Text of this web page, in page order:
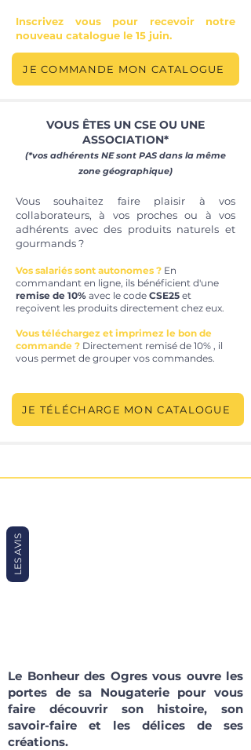
Inscrivez vous pour recevoir notre
nouveau catalogue le 15 juin.
JE COMMANDE MON CATALOGUE
VOUS ÊTES UN CSE OU UNE
ASSOCIATION*
(*vos adhérents NE sont PAS dans la même
zone géographique)
Vous souhaitez faire plaisir à vos
collaborateurs, à vos proches ou à vos
adhérents avec des produits naturels et
gourmands ?
Vos salariés sont autonomes ? En
commandant en ligne, ils bénéficient d'une
remise de 10% avec le code CSE25 et
reçoivent les produits directement chez eux.
Vous téléchargez et imprimez le bon de
commande ? Directement remisé de 10% , il
vous permet de grouper vos commandes.
JE TÉLÉCHARGE MON CATALOGUE
Le Bonheur des Ogres vous ouvre les
portes de sa Nougaterie pour vous
faire découvrir son histoire, son
savoir-faire et les délices de ses
créations.
LES AVIS